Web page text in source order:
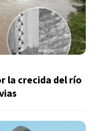
la crecida del río